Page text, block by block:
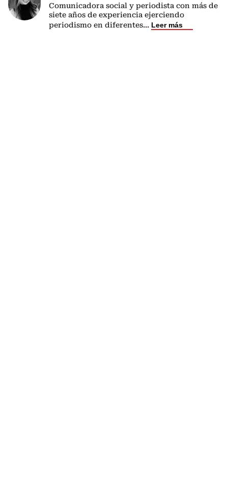
Comunicadora social y periodista con más de
siete años de experiencia ejerciendo
periodismo en diferentes... Leer más